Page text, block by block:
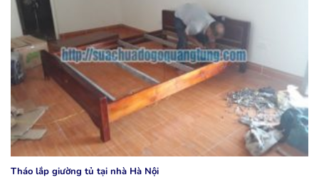
Tháo lắp giường tủ tại nhà Hà Nội